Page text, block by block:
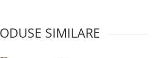
SIMILARE